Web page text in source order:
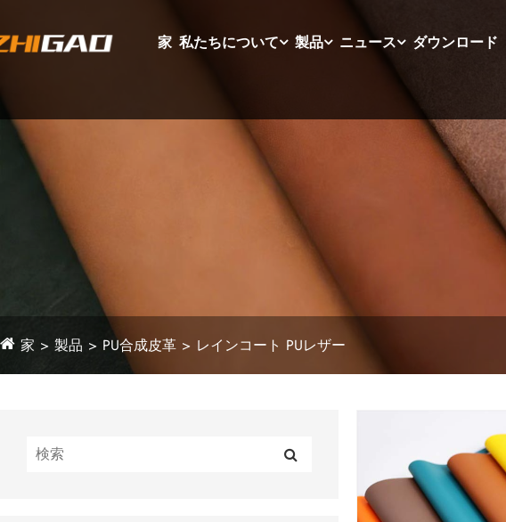
家 私たちについて 製品 ニュース ダウンロード
家 製品 PU合成皮革 レインコート PUレザー